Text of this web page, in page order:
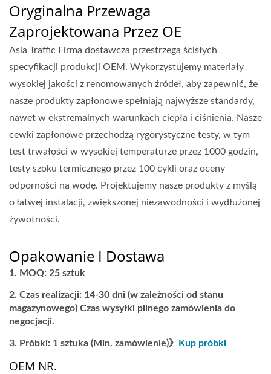
Oryginalna Przewaga
Zaprojektowana Przez OE
Asia Traffic Firma dostawcza przestrzega ścisłych
specyfikacji produkcji OEM. Wykorzystujemy materiały
wysokiej jakości z renomowanych źródeł, aby zapewnić, że
nasze produkty zapłonowe spełniają najwyższe standardy,
nawet w ekstremalnych warunkach ciepła i ciśnienia. Nasze
cewki zapłonowe przechodzą rygorystyczne testy, w tym
test trwałości w wysokiej temperaturze przez 1000 godzin,
testy szoku termicznego przez 100 cykli oraz oceny
odporności na wodę. Projektujemy nasze produkty z myślą
o łatwej instalacji, zwiększonej niezawodności i wydłużonej
żywotności.
Opakowanie I Dostawa
MOQ: 25 sztuk
Czas realizacji: 14-30 dni (w zależności od stanu
magazynowego) Czas wysyłki pilnego zamówienia do
negocjacji.
Próbki: 1 sztuka (Min. zamówienie)》 Kup próbki
OEM NR.